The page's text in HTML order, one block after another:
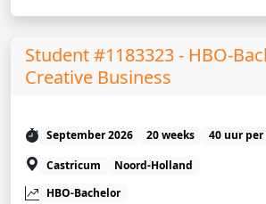
Student #1183323 - HBO-
Creative Business
September 2026 20 weeks
40 uur per
Castricum
Noord-Holland
HBO-Bachelor